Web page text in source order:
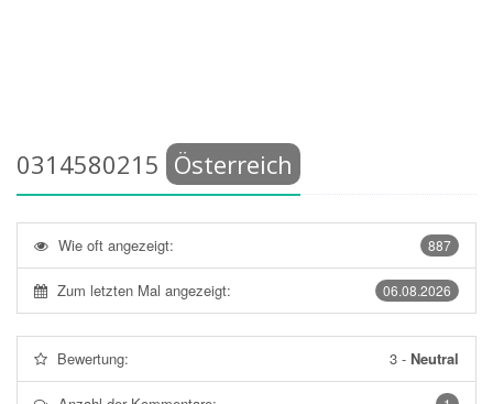
0314580215 Österreich
887
Wie oft angezeigt:
06.08.2026
Zum letzten Mal angezeigt:
Bewertung: 3 - Neutral